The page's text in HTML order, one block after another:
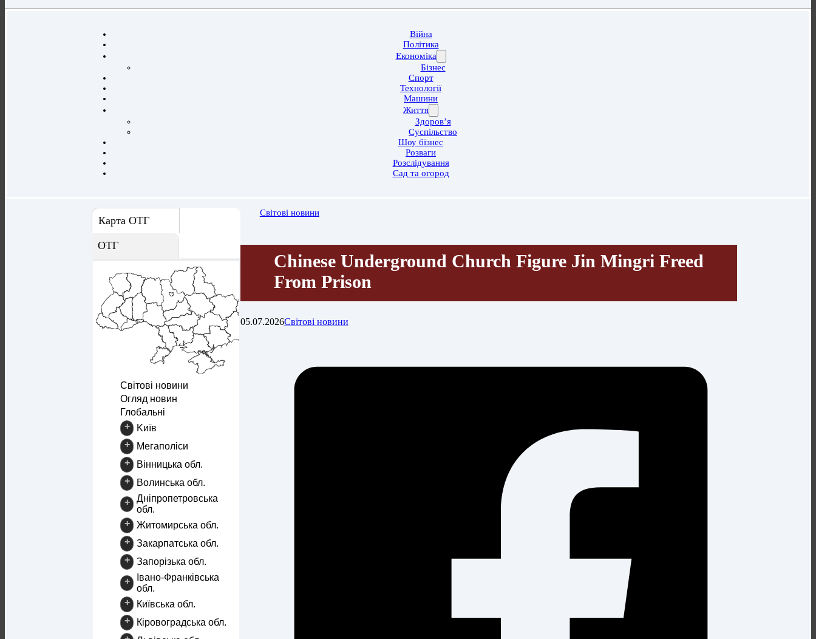
Війна
Політика
Економіка
Бізнес
Спорт
Технології
Машини
Життя
Здоров’я
Суспільство
Шоу бізнес
Розваги
Розслідування
Сад та огород
Карта ОТГ
ОТГ
Світові новини
Огляд новин
Глобальні
+
Kиїв
+
Mегаполіси
+
Вінницька обл.
+
Волинська обл.
+
Дніпропетровська
обл.
+
Житомирська обл.
+
Закарпатська обл.
+
Запорізька обл.
+
Івано-Франківська
обл.
+
Київська обл.
+
Кіровоградська обл.
Світові новини
Chinese Underground Church Figure Jin Mingri Freed
From Prison
05.07.2026Світові новини